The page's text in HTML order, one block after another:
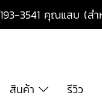
3541 คุณแสบ (ส
สินค้า รีวิว